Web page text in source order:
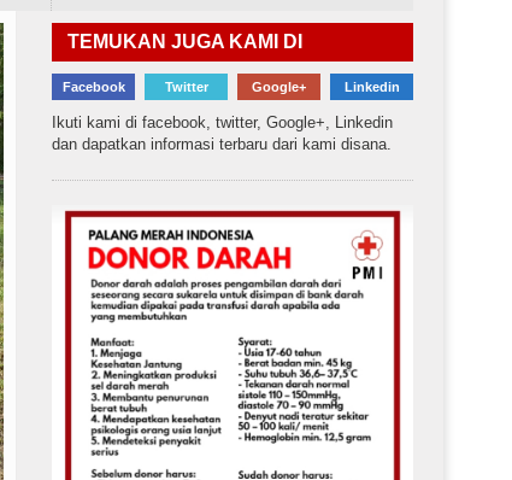
TEMUKAN JUGA KAMI DI
Facebook Twitter Google+ Linkedin
Ikuti kami di facebook, twitter, Google+, Linkedin
dan dapatkan informasi terbaru dari kami disana.